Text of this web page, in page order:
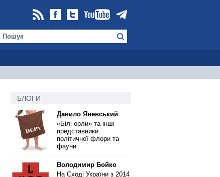
БЛОГИ
Данило Яневський
«Білі орли» та інші
представники
політичної флори та
фауни
Володимир Бойко
На Сході України з 2014